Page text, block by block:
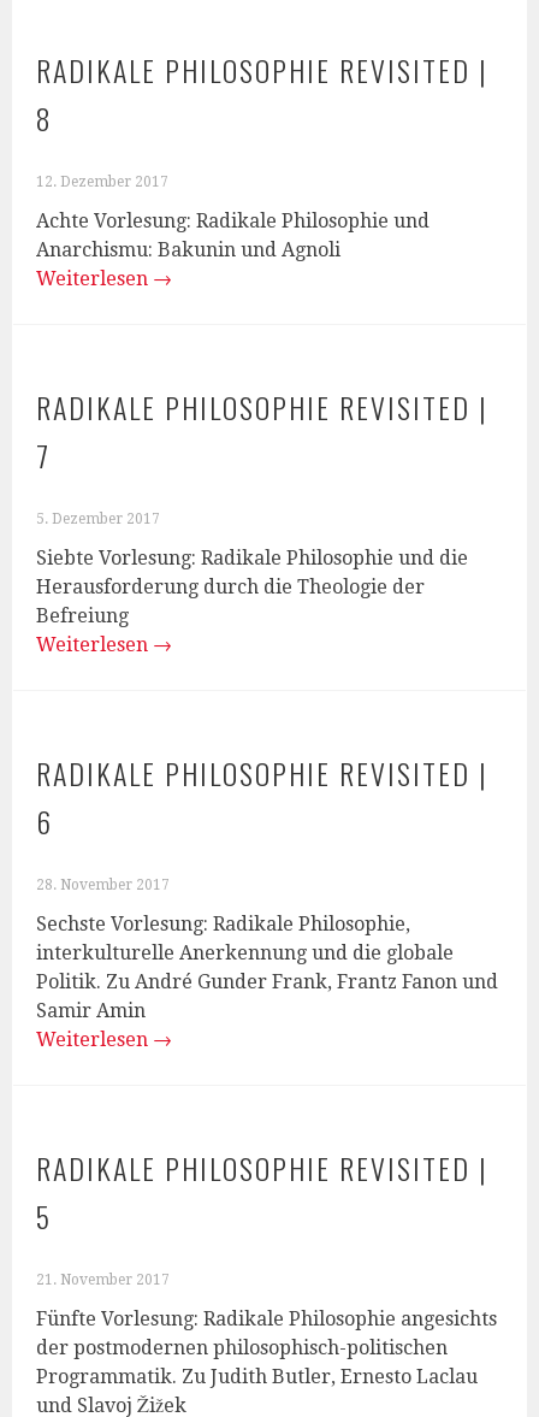
RADIKALE PHILOSOPHIE REVISITED |
8
12. Dezember 2017
Achte Vorlesung: Radikale Philosophie und
Anarchismu: Bakunin und Agnoli
Weiterlesen →
RADIKALE PHILOSOPHIE REVISITED |
7
5. Dezember 2017
Siebte Vorlesung: Radikale Philosophie und die
Herausforderung durch die Theologie der
Befreiung
Weiterlesen →
RADIKALE PHILOSOPHIE REVISITED |
6
28. November 2017
Sechste Vorlesung: Radikale Philosophie,
interkulturelle Anerkennung und die globale
Politik. Zu André Gunder Frank, Frantz Fanon und
Samir Amin
Weiterlesen →
RADIKALE PHILOSOPHIE REVISITED |
5
21. November 2017
Fünfte Vorlesung: Radikale Philosophie angesichts
der postmodernen philosophisch-politischen
Programmatik. Zu Judith Butler, Ernesto Laclau
und Slavoj Žižek